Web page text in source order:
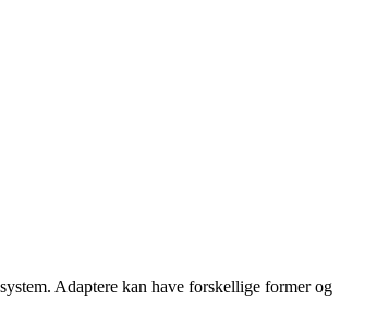
Adaptere kan have forskellige former og